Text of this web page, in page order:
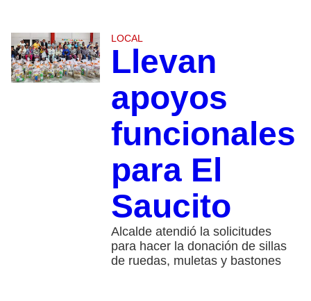
LOCAL
Llevan
apoyos
funcionales
para El
Saucito
Alcalde atendió la solicitudes
para hacer la donación de sillas
de ruedas, muletas y bastones